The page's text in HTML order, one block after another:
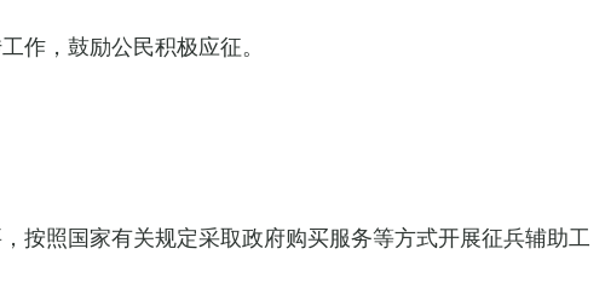
作，鼓励公民积极应征。
按照国家有关规定采取政府购买服务等方式开展征兵辅助工